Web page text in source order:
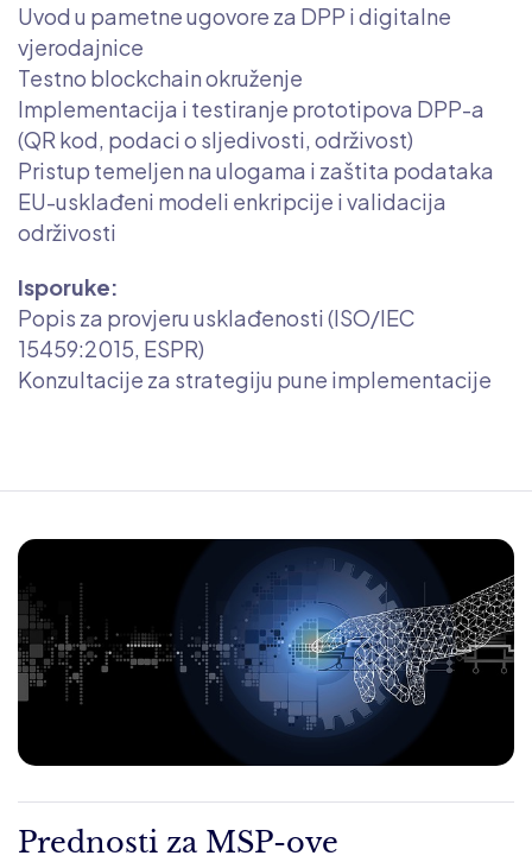
Uvod u pametne ugovore za DPP i digitalne
vjerodajnice
Testno blockchain okruženje
Implementacija i testiranje prototipova DPP-a
(QR kod, podaci o sljedivosti, održivost)
Pristup temeljen na ulogama i zaštita podataka
EU-usklađeni modeli enkripcije i validacija
održivosti
Isporuke:
Popis za provjeru usklađenosti (ISO/IEC
15459:2015, ESPR)
Konzultacije za strategiju pune implementacije
Prednosti za MSP-ove